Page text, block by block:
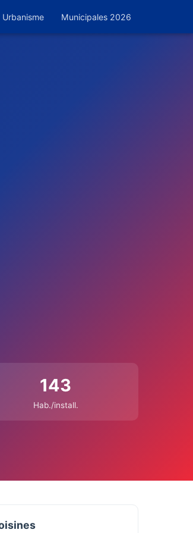
Urbanisme Municipales 2026
143
Hab./install.